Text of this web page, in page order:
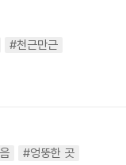
#천근만근
#엉뚱한 곳